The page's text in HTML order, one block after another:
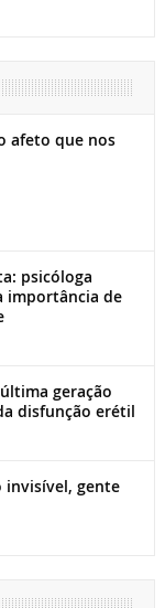
afeto que nos
psicóloga
importância de
geração
disfunção erétil
invisível, gente